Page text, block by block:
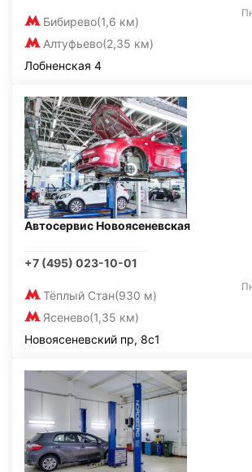
Бибирево(1,6 км)
Алтуфьево(2,35 км)
Лобненская 4
Автосервис Новоясеневская
+7 (495) 023-10-01
Тёплый Стан(930 м)
Ясенево(1,35 км)
Новоясеневский пр, 8с1